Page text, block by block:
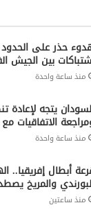
حذر على الحدود
بين الجيش
منذ ساعة واحدة
يتجه لإعادة
الاتفاقيات
منذ ساعة واحدة
أبطال إفريقيا..
والمريخ
منذ ساعتين